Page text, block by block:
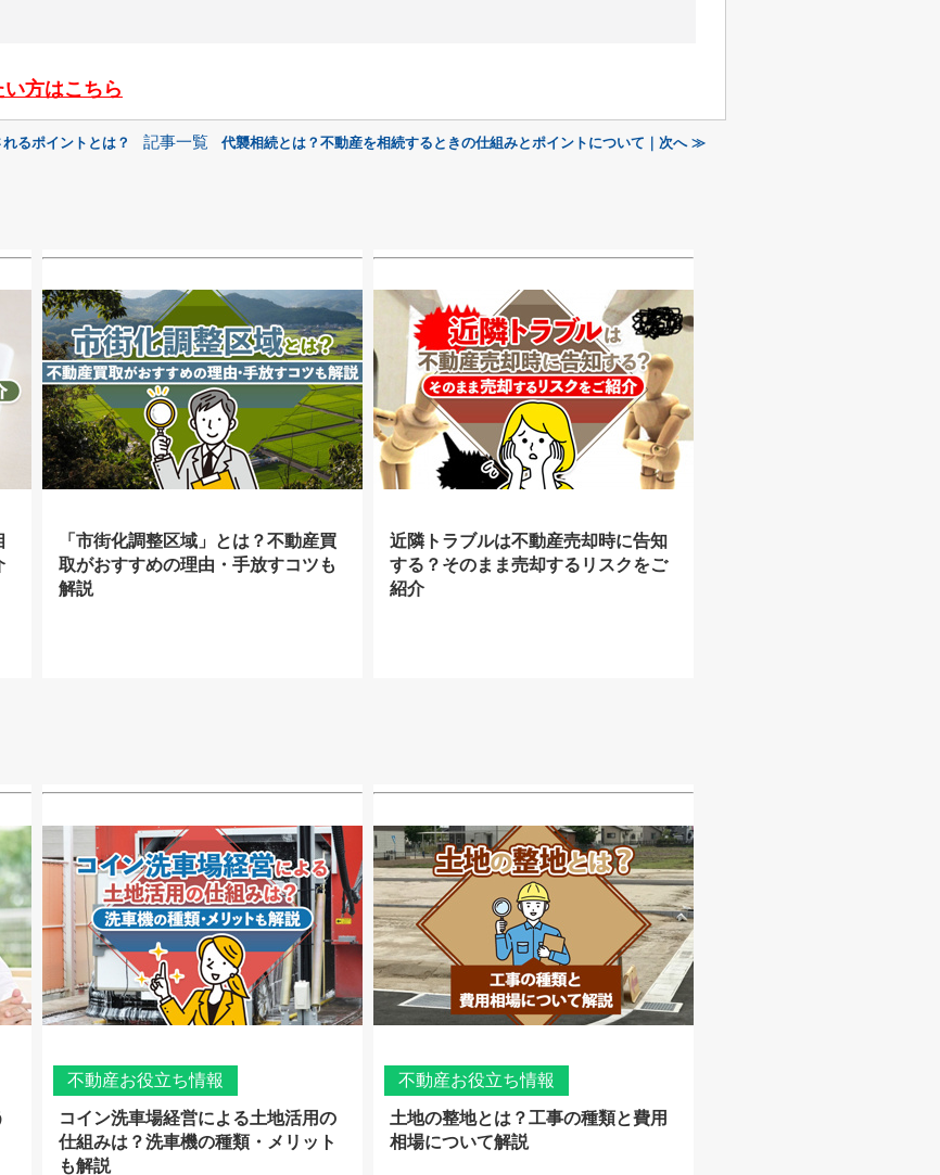
方はこちら
るポイントとは？ 記事一覧 代襲相続とは？不動産を相続するときの仕組みとポイントについて｜次へ ≫
「市街化調整区域」とは？不動産買
取がおすすめの理由・手放すコツも
解説
近隣トラブルは不動産売却時に告知
する？そのまま売却するリスクをご
紹介
不動産お役立ち情報
コイン洗車場経営による土地活用の
仕組みは？洗車機の種類・メリット
も解説
不動産お役立ち情報
土地の整地とは？工事の種類と費用
相場について解説